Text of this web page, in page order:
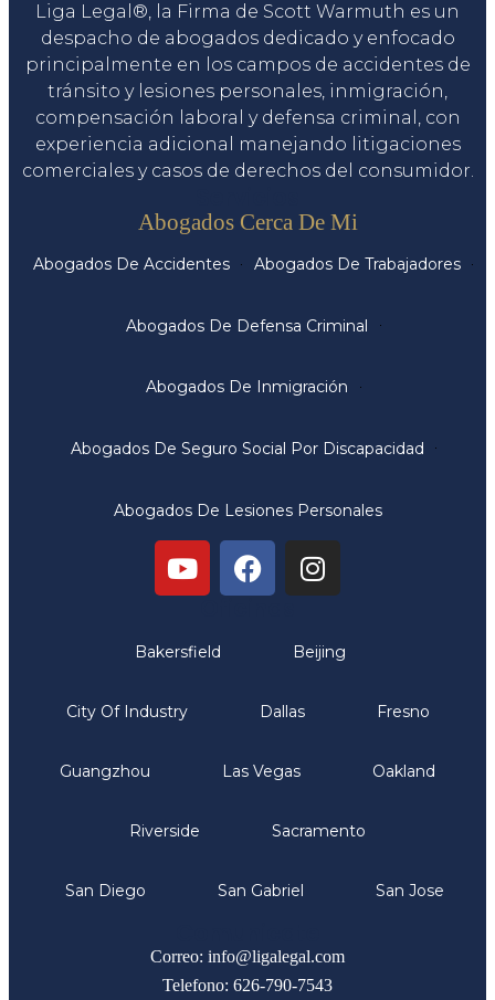
Liga Legal®, la Firma de Scott Warmuth es un
despacho de abogados dedicado y enfocado
principalmente en los campos de accidentes de
tránsito y lesiones personales, inmigración,
compensación laboral y defensa criminal, con
experiencia adicional manejando litigaciones
comerciales y casos de derechos del consumidor.
Abogados Cerca De Mi
Abogados De Accidentes Abogados De Trabajadores
Abogados De Defensa Criminal
Abogados De Inmigración
Abogados De Seguro Social Por Discapacidad
Abogados De Lesiones Personales
Bakersfield Beijing
City Of Industry Dallas Fresno
Guangzhou Las Vegas Oakland
Riverside Sacramento
San Diego San Gabriel San Jose
Correo: info@ligalegal.com
Telefono: 626-790-7543